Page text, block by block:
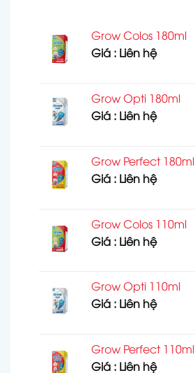
Grow Colos 180ml
Giá : Liên hệ
Grow Opti 180ml
Giá : Liên hệ
Grow Perfect 180ml
Giá : Liên hệ
Grow Colos 110ml
Giá : Liên hệ
Grow Opti 110ml
Giá : Liên hệ
Grow Perfect 110ml
Giá : Liên hệ